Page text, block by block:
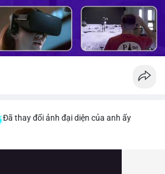
Đã thay đổi ảnh đại diện của anh ấy